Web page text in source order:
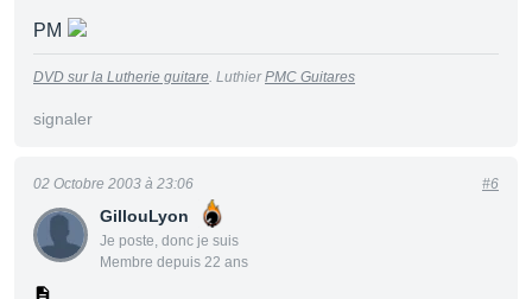
PM
DVD sur la Lutherie guitare. LuthierPMC Guitares
signaler
GillouLyon
Je poste, donc je suis
Membre depuis 22 ans
02 Octobre 2003 à 23:06 #6